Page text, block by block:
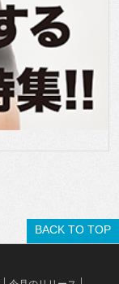
BACK TO TOP